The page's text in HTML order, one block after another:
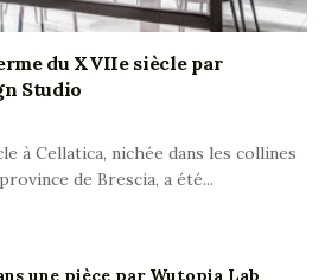
du XVIIe siècle par
Studio
à Cellatica, nichée dans les collines
de Brescia, a été...
une pièce par Wutopia Lab